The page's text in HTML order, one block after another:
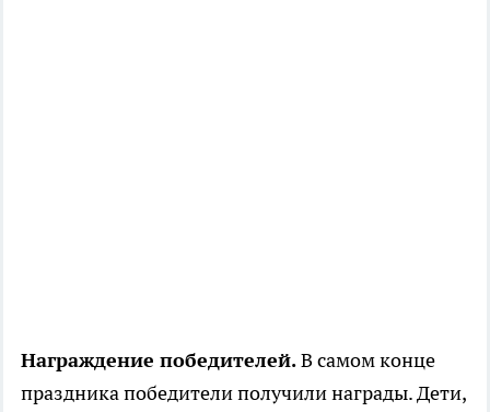
Награждение победителей.В самом конце
праздника победители получили награды. Дети,